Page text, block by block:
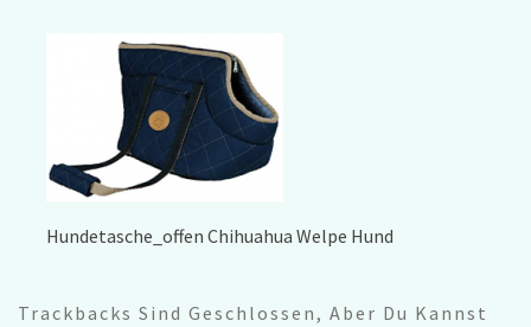
Hundetasche_offen Chihuahua Welpe Hund
Trackbacks Sind Geschlossen, Aber Du Kannst